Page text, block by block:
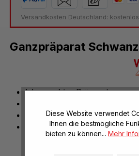
Versandkosten Deutschland: kostenlos
Ganzpräparat
lebensechtes Präparat
reine Handarbeit
Formvollendet
Diese Website verwendet
Ihnen die bestmögliche
bieten zu können... Mehr